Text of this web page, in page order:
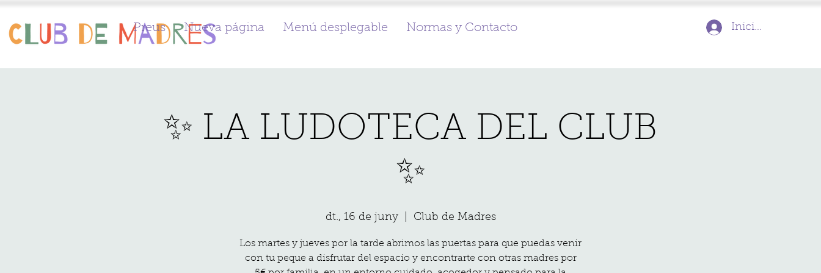
Preus Nueva página Menú desplegable Normas y Contacto Inicia la sessió
✨ LA LUDOTECA DEL CLUB
✨
dt., 16 de juny
  |
Club de Madres
Los martes y jueves por la tarde abrimos las puertas para que puedas venir
con tu peque a disfrutar del espacio y encontrarte con otras madres por